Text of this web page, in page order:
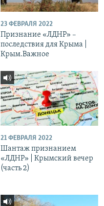
23 ФЕВРАЛЯ 2022
Признание «ЛДНР» –
последствия для Крыма |
Крым.Важное
21 ФЕВРАЛЯ 2022
Шантаж признанием
«ЛДНР» | Крымский вечер
(часть 2)